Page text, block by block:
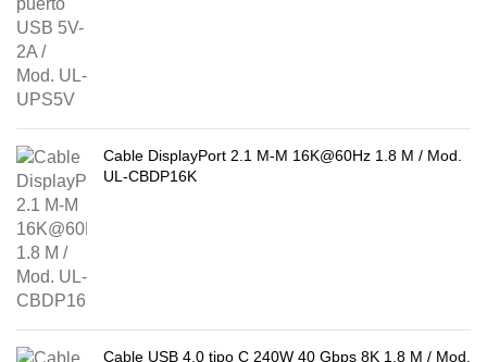
Cable DisplayPort 2.1 M-M 16K@60Hz 1.8 M / Mod.
UL-CBDP16K
Cable USB 4.0 tipo C 240W 40 Gbps 8K 1.8 M / Mod.